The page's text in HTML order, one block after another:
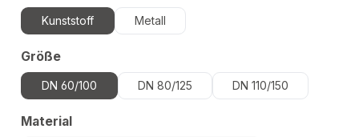
Kunststoff Metall
Größeauswählen
DN 60/100 DN 80/125 DN 110/150
Materialauswählen